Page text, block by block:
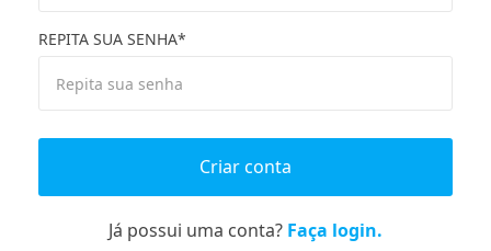
REPITA SUA SENHA*
Criar conta
Já possui uma conta? Faça login.